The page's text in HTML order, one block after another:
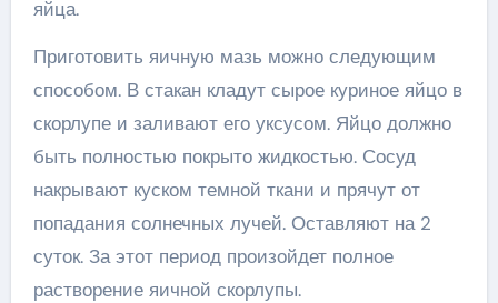
яйца.
Приготовить яичную мазь можно следующим
способом. В стакан кладут сырое куриное яйцо в
скорлупе и заливают его уксусом. Яйцо должно
быть полностью покрыто жидкостью. Сосуд
накрывают куском темной ткани и прячут от
попадания солнечных лучей. Оставляют на 2
суток. За этот период произойдет полное
растворение яичной скорлупы.